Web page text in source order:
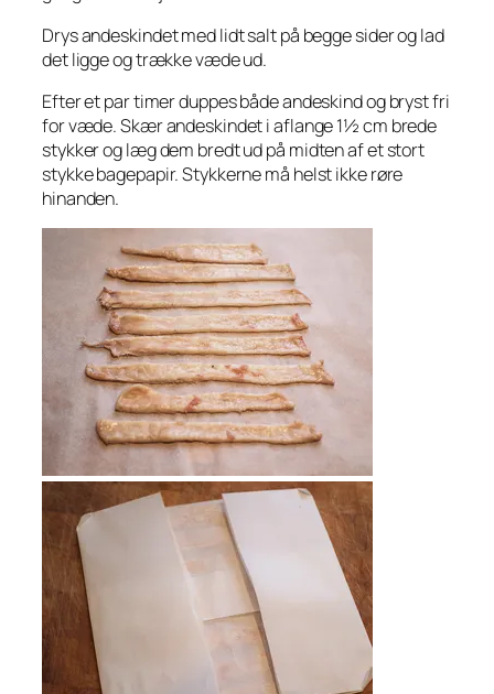
Drys andeskindet med lidt salt på begge sider og lad
det ligge og trække væde ud.
Efter et par timer duppes både andeskind og bryst fri
for væde. Skær andeskindet i aflange 1½ cm brede
stykker og læg dem bredt ud på midten af et stort
stykke bagepapir. Stykkerne må helst ikke røre
hinanden.